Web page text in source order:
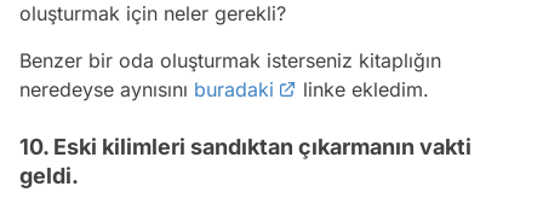
oluşturmak için neler gerekli?
Benzer bir oda oluşturmak isterseniz kitaplığın
neredeyse aynısını buradaki linke ekledim.
10. Eski kilimleri sandıktan çıkarmanın vakti
geldi.